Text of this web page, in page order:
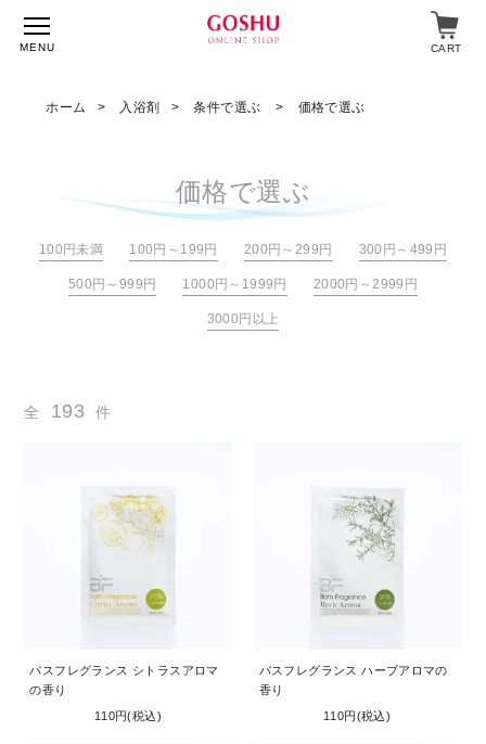
飲料・食品
ショップガイド
MENU CART
ホーム 入浴剤 条件で選ぶ 価格で選ぶ
価格で選ぶ
100円未満 100円～199円 200円～299円 300円～499円
500円～999円 1000円～1999円 2000円～2999円
3000円以上
全 193 件
バスフレグランス シトラスアロマ
の香り
110円(税込)
バスフレグランス ハーブアロマの
香り
110円(税込)